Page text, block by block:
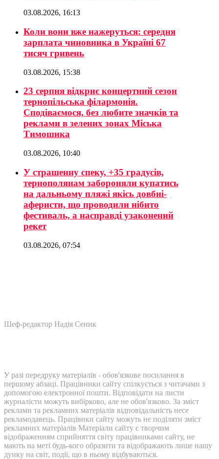
03.08.2026, 16:13
Коли вони вже нажеруться: середня
зарплата чиновника в Україні 67
тисяч гривень
03.08.2026, 15:38
23 серпня відкриє концертний сезон
тернопільська філармонія.
Сподіваємося, без любите значків та
реклами в зелених зонах Міська
Тимошика
03.08.2026, 10:40
У страшенну спеку, +35 градусів,
тернополянам забороняли купатись
на дальньому пляжі якісь довбні-
аферисти, що проводили нібито
фестиваль, а насправді узаконений
рекет
03.08.2026, 07:54
Шеф-редактор Надія Сеник
У разі передруку матеріалів - обов'язкове посилання в
першому абзаці. Працівники сайту спілкується з читачами з
допомогою електронної пошти. Відповідати на листи
журналісти можуть вибірково, але не обов'язково. За зміст
реклами та рекламних матеріалів відповідальність несе
рекламодавець. Працівнки сайту можуть не поділяти зміст
рекламних матеріалів Матеріали сайту є творчим
відображенням сприйняття світу працівниками сайту, не
мають на меті будь-кого образити та відображають лише нашу
дуику на світ, події, що в ньому відбуваються.